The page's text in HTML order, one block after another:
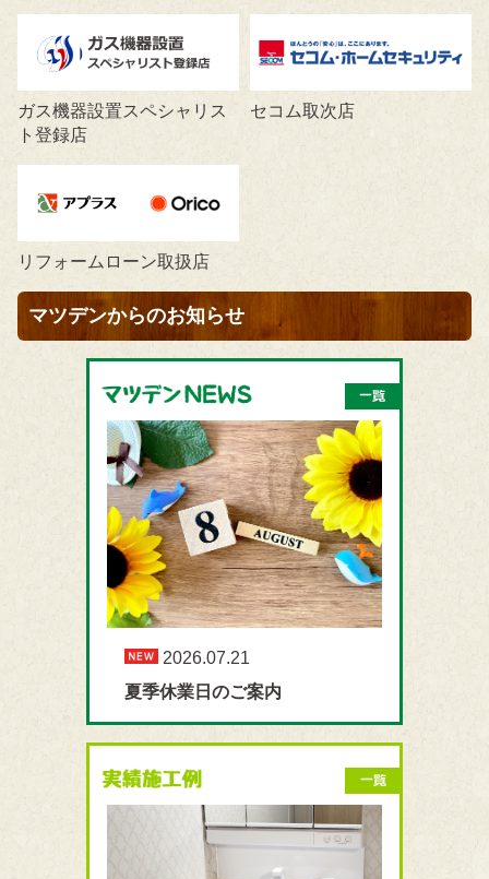
ガス機器設置スペシャリス
ト登録店
セコム取次店
リフォームローン取扱店
マツデンからのお知らせ
2026.07.21
夏季休業日のご案内